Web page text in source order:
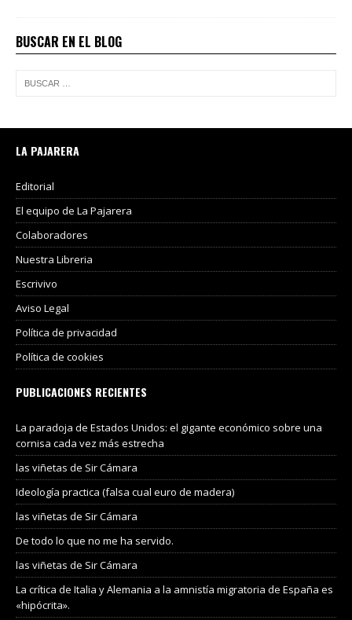
BUSCAR EN EL BLOG
LA PAJARERA
Editorial
El equipo de La Pajarera
Colaboradores
Nuestra Libreria
Escrivivo
Aviso Legal
Política de privacidad
Política de cookies
PUBLICACIONES RECIENTES
La paradoja de Estados Unidos: el gigante económico sobre una
cornisa cada vez más estrecha
las viñetas de Sir Cámara
Ideología practica (falsa cual euro de madera)
las viñetas de Sir Cámara
De todo lo que no me ha servido.
las viñetas de Sir Cámara
La crítica de Italia y Alemania a la amnistía migratoria de España es
«hipócrita».